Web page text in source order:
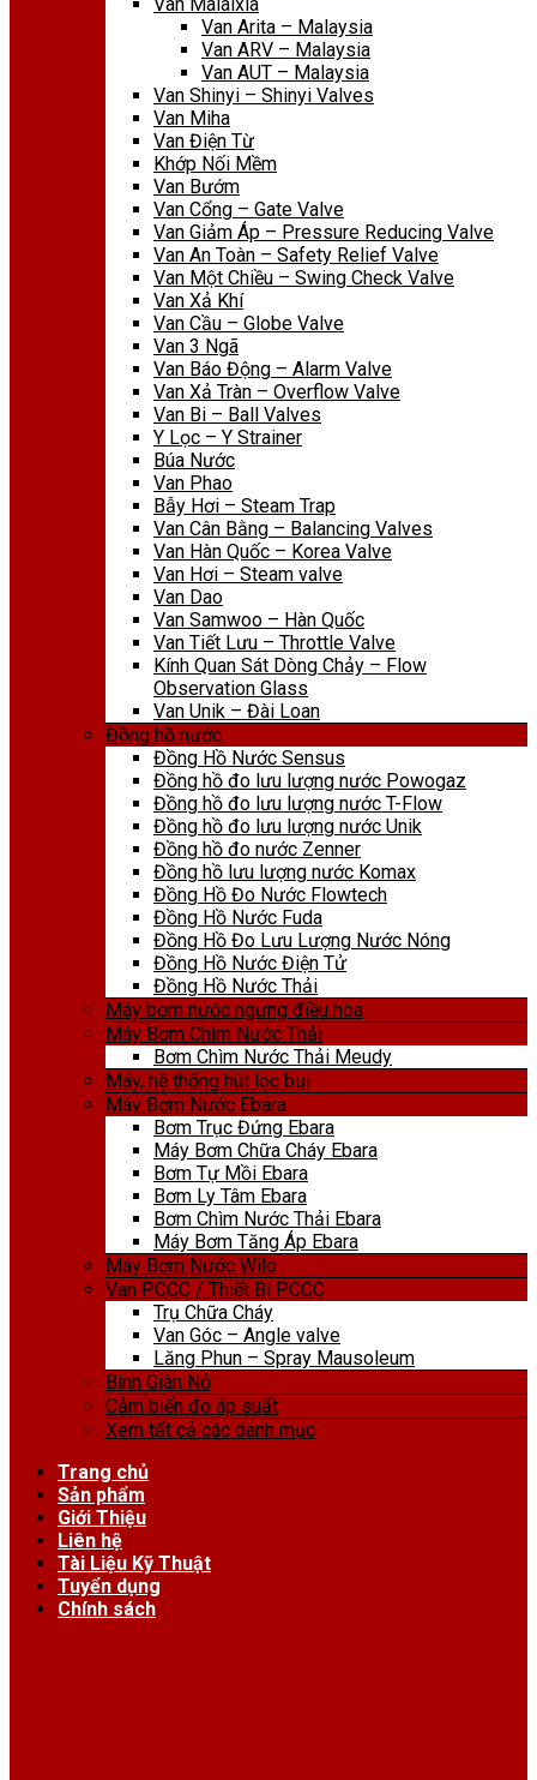
Van Arita – Malaysia
Van ARV – Malaysia
Van AUT – Malaysia
Van Shinyi – Shinyi Valves
Van Miha
Van Điện Từ
Khớp Nối Mềm
Van Bướm
Van Cổng – Gate Valve
Van Giảm Áp – Pressure Reducing Valve
Van An Toàn – Safety Relief Valve
Van Một Chiều – Swing Check Valve
Van Xả Khí
Van Cầu – Globe Valve
Van 3 Ngã
Van Báo Động – Alarm Valve
Van Xả Tràn – Overflow Valve
Van Bi – Ball Valves
Y Lọc – Y Strainer
Búa Nước
Van Phao
Bẫy Hơi – Steam Trap
Van Cân Bằng – Balancing Valves
Van Hàn Quốc – Korea Valve
Van Hơi – Steam valve
Van Dao
Van Samwoo – Hàn Quốc
Van Tiết Lưu – Throttle Valve
Kính Quan Sát Dòng Chảy – Flow
Observation Glass
Van Unik – Đài Loan
Đồng hồ nước
Đồng Hồ Nước Sensus
Đồng hồ đo lưu lượng nước Powogaz
Đồng hồ đo lưu lượng nước T-Flow
Đồng hồ đo lưu lượng nước Unik
Đồng hồ đo nước Zenner
Đồng hồ lưu lượng nước Komax
Đồng Hồ Đo Nước Flowtech
Đồng Hồ Nước Fuda
Đồng Hồ Đo Lưu Lượng Nước Nóng
Đồng Hồ Nước Điện Tử
Đồng Hồ Nước Thải
Máy bơm nước ngưng điều hòa
Máy Bơm Chìm Nước Thải
Bơm Chìm Nước Thải Meudy
Máy, hệ thống hút lọc bụi
Máy Bơm Nước Ebara
Bơm Trục Đứng Ebara
Máy Bơm Chữa Cháy Ebara
Bơm Tự Mồi Ebara
Bơm Ly Tâm Ebara
Bơm Chìm Nước Thải Ebara
Máy Bơm Tăng Áp Ebara
Máy Bơm Nước Wilo
Van PCCC / Thiết Bị PCCC
Trụ Chữa Cháy
Van Góc – Angle valve
Lăng Phun – Spray Mausoleum
Bình Giãn Nở
Cảm biến đo áp suất
Xem tất cả các danh mục
Trang chủ
Sản phẩm
Giới Thiệu
Liên hệ
Tài Liệu Kỹ Thuật
Tuyển dụng
Chính sách